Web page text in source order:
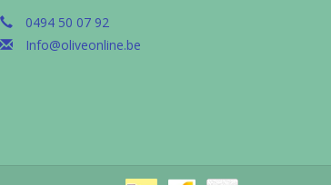
0494 50 07 92
Info@oliveonline.be